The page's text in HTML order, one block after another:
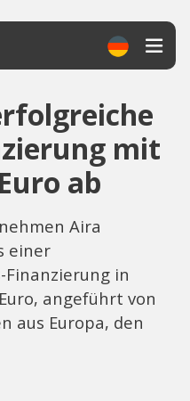
mit
ab
Aira
einer
Finanzierung in
angeführt von
aus Europa, den